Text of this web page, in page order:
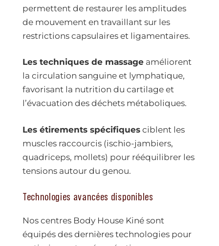
permettent de restaurer les amplitudes
de mouvement en travaillant sur les
restrictions capsulaires et ligamentaires.
Les techniques de massage améliorent
la circulation sanguine et lymphatique,
favorisant la nutrition du cartilage et
l’évacuation des déchets métaboliques.
Les étirements spécifiques ciblent les
muscles raccourcis (ischio-jambiers,
quadriceps, mollets) pour rééquilibrer les
tensions autour du genou.
Technologies avancées disponibles
Nos centres Body House Kiné sont
équipés des dernières technologies pour